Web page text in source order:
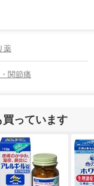
薬
関節痛
っています